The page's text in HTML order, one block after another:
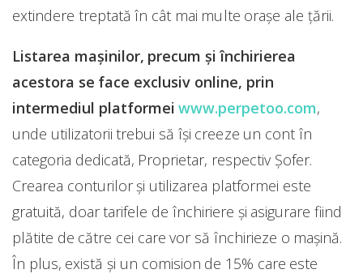
extindere treptată în cât mai multe orașe ale țării.
Listarea mașinilor, precum și închirierea
acestora se face exclusiv online, prin
intermediul platformeiwww.perpetoo.com,
unde utilizatorii trebui să își creeze un cont în
categoria dedicată, Proprietar, respectiv Șofer.
Crearea conturilor și utilizarea platformei este
gratuită, doar tarifele de închiriere și asigurare fiind
plătite de către cei care vor să închirieze o mașină.
În plus, există și un comision de 15% care este